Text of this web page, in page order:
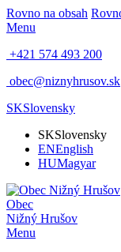
Rovno na obsah
Menu
+421 574 493 200
obec@niznyhrusov.sk
SKSlovensky
SKSlovensky
ENEnglish
HUMagyar
Obec
Nižný Hrušov
Menu